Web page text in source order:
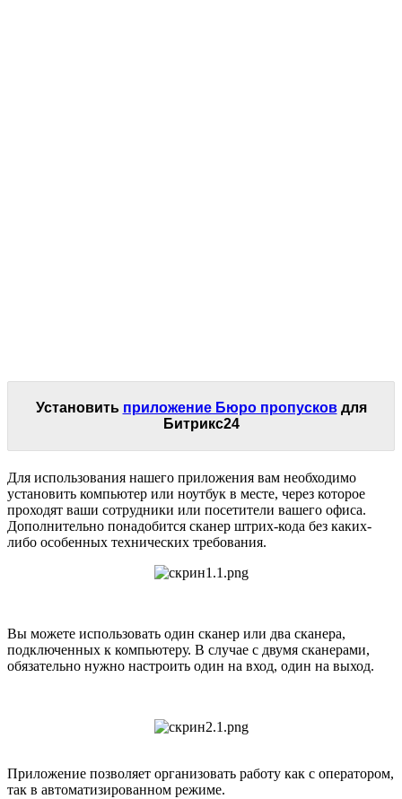
Установить приложение Бюро пропусковдля
Битрикс24
Для использования нашего приложения вам необходимо
установить компьютер или ноутбук в месте, через которое
проходят ваши сотрудники или посетители вашего офиса.
Дополнительно понадобится сканер штрих-кода без каких-
либо особенных технических требования.
Вы можете использовать один сканер или два сканера,
подключенных к компьютеру. В случае с двумя сканерами,
обязательно нужно настроить один на вход, один на выход.
Приложение позволяет организовать работу как с оператором,
так в автоматизированном режиме.